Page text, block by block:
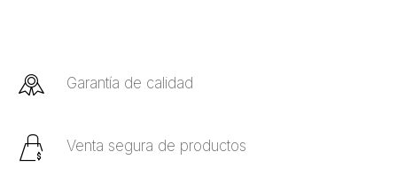
Garantía de calidad
Venta segura de productos